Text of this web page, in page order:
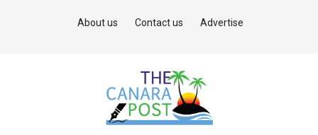
About us Contact us Advertise